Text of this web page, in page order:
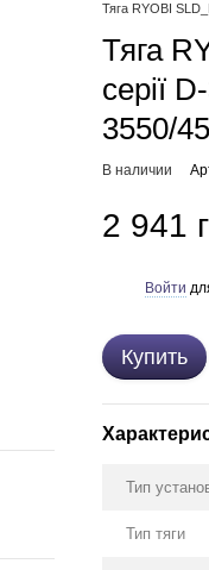
Тяга RYOBI
Тяга
серії
3550/
В наличии
2 941
Войти
Купить
Тип
Тип тяги